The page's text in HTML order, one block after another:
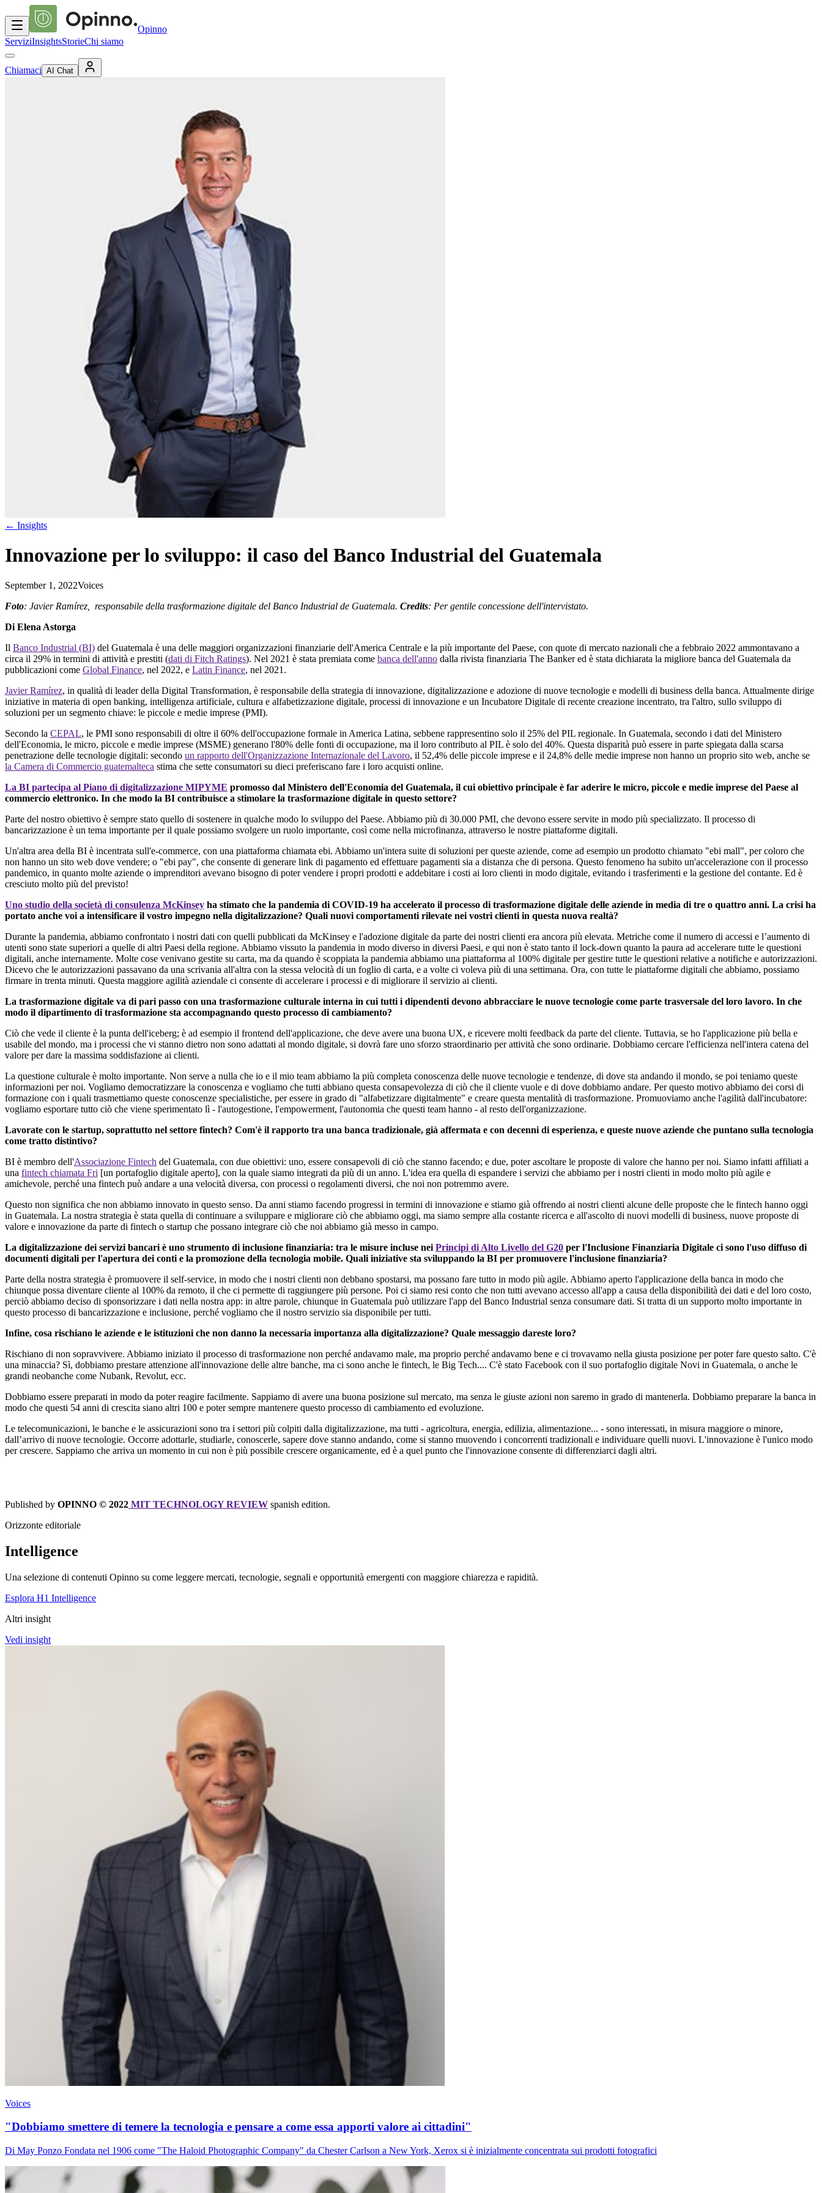
Opinno
ServiziInsightsStorieChi siamo
Chiamaci AI Chat
← Insights
Innovazione per lo sviluppo: il caso del Banco Industrial del Guatemala
September 1, 2022Voices
Foto: Javier Ramírez, responsabile della trasformazione digitale del Banco Industrial de Guatemala. Credits: Pergentile concessione dell'intervistato.
Di Elena Astorga
Il Banco Industrial (BI) del Guatemala è una delle maggiori organizzazioni finanziarie dell'America Centrale e la più importante del Paese, con quote di mercato nazionali che a febbraio 2022 ammontavano a
circa il 29% in termini di attività e prestiti (dati di Fitch Ratings). Nel 2021 è stata premiata come banca dell'anno dalla rivista finanziaria The Banker ed è stata dichiarata la migliore banca del Guatemala da
pubblicazioni come Global Finance, nel 2022, e Latin Finance, nel 2021.
Javier Ramírez, in qualità di leader della Digital Transformation, è responsabile della strategia di innovazione, digitalizzazione e adozione di nuove tecnologie e modelli di business della banca. Attualmente dirige
iniziative in materia di open banking, intelligenza artificiale, cultura e alfabetizzazione digitale, processi di innovazione e un Incubatore Digitale di recente creazione incentrato, tra l'altro, sullo sviluppo di
soluzioni per un segmento chiave: le piccole e medie imprese (PMI).
Secondo la CEPAL, le PMI sono responsabili di oltre il 60% dell'occupazione formale in America Latina, sebbene rappresentino solo il 25% del PIL regionale. In Guatemala, secondo i dati del Ministero
dell'Economia, le micro, piccole e medie imprese (MSME) generano l'80% delle fonti di occupazione, ma il loro contributo al PIL è solo del 40%. Questa disparità può essere in parte spiegata dalla scarsa
penetrazione delle tecnologie digitali: secondo un rapporto dell'Organizzazione Internazionale del Lavoro, il 52,4% delle piccole imprese e il 24,8% delle medie imprese non hanno un proprio sito web, anche se
la Camera di Commercio guatemalteca stima che sette consumatori su dieci preferiscano fare i loro acquisti online.
La BI partecipa al Piano di digitalizzazione MIPYME promosso dal Ministero dell'Economia del Guatemala, il cui obiettivo principale è far aderire le micro, piccole e medie imprese del Paese al
commercio elettronico. In che modo la BI contribuisce a stimolare la trasformazione digitale in questo settore?
Parte del nostro obiettivo è sempre stato quello di sostenere in qualche modo lo sviluppo del Paese. Abbiamo più di 30.000 PMI, che devono essere servite in modo più specializzato. Il processo di
bancarizzazione è un tema importante per il quale possiamo svolgere un ruolo importante, così come nella microfinanza, attraverso le nostre piattaforme digitali.
Un'altra area della BI è incentrata sull'e-commerce, con una piattaforma chiamata ebi. Abbiamo un'intera suite di soluzioni per queste aziende, come ad esempio un prodotto chiamato "ebi mall", per coloro che
non hanno un sito web dove vendere; o "ebi pay", che consente di generare link di pagamento ed effettuare pagamenti sia a distanza che di persona. Questo fenomeno ha subito un'accelerazione con il processo
pandemico, in quanto molte aziende o imprenditori avevano bisogno di poter vendere i propri prodotti e addebitare i costi ai loro clienti in modo digitale, evitando i trasferimenti e la gestione del contante. Ed è
cresciuto molto più del previsto!
Uno studio della società di consulenza McKinsey ha stimato che la pandemia di COVID-19 ha accelerato il processo di trasformazione digitale delle aziende in media di tre o quattro anni. La crisi ha
portato anche voi a intensificare il vostro impegno nella digitalizzazione? Quali nuovi comportamenti rilevate nei vostri clienti in questa nuova realtà?
Durante la pandemia, abbiamo confrontato i nostri dati con quelli pubblicati da McKinsey e l'adozione digitale da parte dei nostri clienti era ancora più elevata. Metriche come il numero di accessi e l’aumento di
utenti sono state superiori a quelle di altri Paesi della regione. Abbiamo vissuto la pandemia in modo diverso in diversi Paesi, e qui non è stato tanto il lock-down quanto la paura ad accelerare tutte le questioni
digitali, anche internamente. Molte cose venivano gestite su carta, ma da quando è scoppiata la pandemia abbiamo una piattaforma al 100% digitale per gestire tutte le questioni relative a notifiche e autorizzazioni.
Dicevo che le autorizzazioni passavano da una scrivania all'altra con la stessa velocità di un foglio di carta, e a volte ci voleva più di una settimana. Ora, con tutte le piattaforme digitali che abbiamo, possiamo
firmare in trenta minuti. Questa maggiore agilità aziendale ci consente di accelerare i processi e di migliorare il servizio ai clienti.
La trasformazione digitale va di pari passo con una trasformazione culturale interna in cui tutti i dipendenti devono abbracciare le nuove tecnologie come parte trasversale del loro lavoro. In che
modo il dipartimento di trasformazione sta accompagnando questo processo di cambiamento?
Ciò che vede il cliente è la punta dell'iceberg; è ad esempio il frontend dell'applicazione, che deve avere una buona UX, e ricevere molti feedback da parte del cliente. Tuttavia, se ho l'applicazione più bella e
usabile del mondo, ma i processi che vi stanno dietro non sono adattati al mondo digitale, si dovrà fare uno sforzo straordinario per attività che sono ordinarie. Dobbiamo cercare l'efficienza nell'intera catena del
valore per dare la massima soddisfazione ai clienti.
La questione culturale è molto importante. Non serve a nulla che io e il mio team abbiamo la più completa conoscenza delle nuove tecnologie e tendenze, di dove sta andando il mondo, se poi teniamo queste
informazioni per noi. Vogliamo democratizzare la conoscenza e vogliamo che tutti abbiano questa consapevolezza di ciò che il cliente vuole e di dove dobbiamo andare. Per questo motivo abbiamo dei corsi di
formazione con i quali trasmettiamo queste conoscenze specialistiche, per essere in grado di "alfabetizzare digitalmente" e creare questa mentalità di trasformazione. Promuoviamo anche l'agilità dall'incubatore:
vogliamo esportare tutto ciò che viene sperimentato lì - l'autogestione, l'empowerment, l'autonomia che questi team hanno - al resto dell'organizzazione.
Lavorate con le startup, soprattutto nel settore fintech? Com'è il rapporto tra una banca tradizionale, già affermata e con decenni di esperienza, e queste nuove aziende che puntano sulla tecnologia
come tratto distintivo?
BI è membro dell'Associazione Fintech del Guatemala, con due obiettivi: uno, essere consapevoli di ciò che stanno facendo; e due, poter ascoltare le proposte di valore che hanno per noi. Siamo infatti affiliati a
una fintech chiamata Fri [un portafoglio digitale aperto], con la quale siamo integrati da più di un anno. L'idea era quella di espandere i servizi che abbiamo per i nostri clienti in modo molto più agile e
amichevole, perché una fintech può andare a una velocità diversa, con processi o regolamenti diversi, che noi non potremmo avere.
Questo non significa che non abbiamo innovato in questo senso. Da anni stiamo facendo progressi in termini di innovazione e stiamo già offrendo ai nostri clienti alcune delle proposte che le fintech hanno oggi
in Guatemala. La nostra strategia è stata quella di continuare a sviluppare e migliorare ciò che abbiamo oggi, ma siamo sempre alla costante ricerca e all'ascolto di nuovi modelli di business, nuove proposte di
valore e innovazione da parte di fintech o startup che possano integrare ciò che noi abbiamo già messo in campo.
La digitalizzazione dei servizi bancari è uno strumento di inclusione finanziaria: tra le misure incluse nei Principi di Alto Livello del G20 per l'Inclusione Finanziaria Digitale ci sono l'uso diffuso di
documenti digitali per l'apertura dei conti e la promozione della tecnologia mobile. Quali iniziative sta sviluppando la BI per promuovere l'inclusione finanziaria?
Parte della nostra strategia è promuovere il self-service, in modo che i nostri clienti non debbano spostarsi, ma possano fare tutto in modo più agile. Abbiamo aperto l'applicazione della banca in modo che
chiunque possa diventare cliente al 100% da remoto, il che ci permette di raggiungere più persone. Poi ci siamo resi conto che non tutti avevano accesso all'app a causa della disponibilità dei dati e del loro costo,
perciò abbiamo deciso di sponsorizzare i dati nella nostra app: in altre parole, chiunque in Guatemala può utilizzare l'app del Banco Industrial senza consumare dati. Si tratta di un supporto molto importante in
questo processo di bancarizzazione e inclusione, perché vogliamo che il nostro servizio sia disponibile per tutti.
Infine, cosa rischiano le aziende e le istituzioni che non danno la necessaria importanza alla digitalizzazione? Quale messaggio dareste loro?
Rischiano di non sopravvivere. Abbiamo iniziato il processo di trasformazione non perché andavamo male, ma proprio perché andavamo bene e ci trovavamo nella giusta posizione per poter fare questo salto. C'è
una minaccia? Sì, dobbiamo prestare attenzione all'innovazione delle altre banche, ma ci sono anche le fintech, le Big Tech.... C'è stato Facebook con il suo portafoglio digitale Novi in Guatemala, o anche le
grandi neobanche come Nubank, Revolut, ecc.
Dobbiamo essere preparati in modo da poter reagire facilmente. Sappiamo di avere una buona posizione sul mercato, ma senza le giuste azioni non saremo in grado di mantenerla. Dobbiamo preparare la banca in
modo che questi 54 anni di crescita siano altri 100 e poter sempre mantenere questo processo di cambiamento ed evoluzione.
Le telecomunicazioni, le banche e le assicurazioni sono tra i settori più colpiti dalla digitalizzazione, ma tutti - agricoltura, energia, edilizia, alimentazione... - sono interessati, in misura maggiore o minore,
dall’arrivo di nuove tecnologie. Occorre adottarle, studiarle, conoscerle, sapere dove stanno andando, come si stanno muovendo i concorrenti tradizionali e individuare quelli nuovi. L'innovazione è l'unico modo
per crescere. Sappiamo che arriva un momento in cui non è più possibile crescere organicamente, ed è a quel punto che l'innovazione consente di differenziarci dagli altri.
Published by OPINNO © 2022 MIT TECHNOLOGY REVIEW spanish edition.
Orizzonte editoriale
Intelligence
Una selezione di contenuti Opinno su come leggere mercati, tecnologie, segnali e opportunità emergenti con maggiore chiarezza e rapidità.
Esplora H1 Intelligence
Altri insight
Vedi insight
Voices
"Dobbiamo smettere di temere la tecnologia e pensare a come essa apporti valore ai cittadini"
Di May Ponzo Fondata nel 1906 come "The Haloid Photographic Company" da Chester Carlson a New York, Xerox si è inizialmente concentrata sui prodotti fotografici